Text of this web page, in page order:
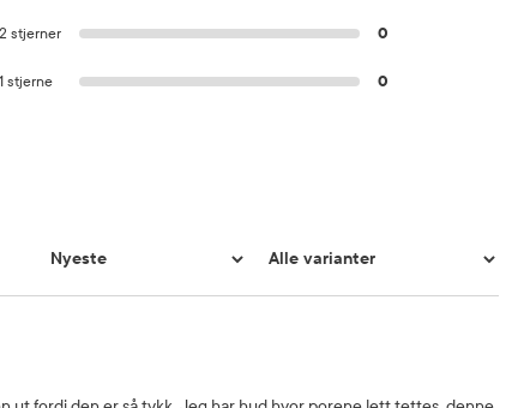
2 stjerner 0
1 stjerne 0